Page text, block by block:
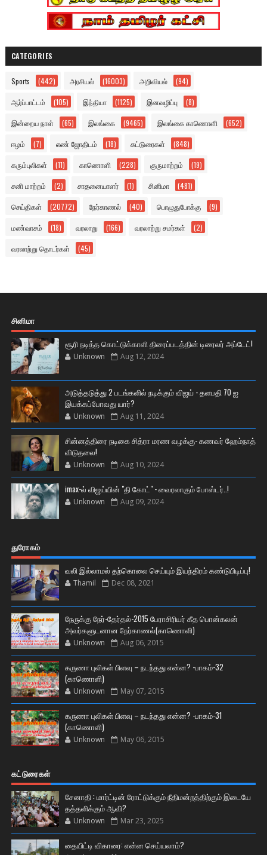
CATEGORIES
Sports (442) அரசியல் (16003) அறிவியல் (94)
ஆர்ப்பாட்டம் (105) இந்தியா (1125) இனவழிப்பு (8)
இன்றைய நாள் (65) இலங்கை (9465) இலங்கை காணொளி (652)
ஈழம் (7) எண் ஜோதிடம் (18) கட்டுரைகள் (848)
கரும்புலிகள் (11) காணொளி (228) குருமாற்றம் (19)
சனி மாற்றம் (2) சாதனையாளர் (1) சினிமா (481)
செய்திகள் (20772) நேர்காணல் (40) பொழுதுபோக்கு (9)
மண்வாசம் (18) வரலாறு (166) வரலாற்று சமர்கள் (2)
வரலாற்று தொடர்கள் (45)
சினிமா
சூரி நடித்த கொட்டுக்காளி திரைப்படத்தின் டிரைலர் அப்டேட்!
Unknown Aug 12, 2024
அடுத்தடுத்து 2 படங்களில் நடிக்கும் விஜய் - தளபதி 70 ஐ
இயக்கப்போவது யார்?
Unknown Aug 11, 2024
சின்னத்திரை நடிகை சித்ரா மரண வழக்கு- கணவர் ஹேம்நாத்
விடுதலை!
Unknown Aug 10, 2024
imax-ல் விஜய்யின் "தி கோட்" - வைரலாகும் போஸ்டர்..!
Unknown Aug 09, 2024
துரோகம்
வலி இல்லாமல் தற்கொலை செய்யும் இயந்திரம் கண்டுபிடிப்பு!
Thamil Dec 08, 2021
நேருக்கு நேர்-தேர்தல்-2015 பேராசிரியர் கீத பொன்கலன்
அவர்களுடனான நேர்காணல்(காணொளி)
Unknown Aug 06, 2015
கருணா புலிகள் பிளவு – நடந்தது என்ன? -பாகம்-32
(காணொளி)
Unknown May 07, 2015
கருணா புலிகள் பிளவு – நடந்தது என்ன? -பாகம்-31
(காணொளி)
Unknown May 06, 2015
கட்டுரைகள்
சேனாதி : மார்ட்டின் ரோட்டுக்கும் நீதிமன்றத்திற்கும் இடையே
தத்தளிக்கும் ஆவி?
Unknown Mar 23, 2025
தையிட்டி விகாரை: என்ன செய்யலாம்?